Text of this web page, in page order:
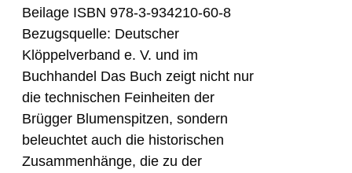
Beilage ISBN 978-3-934210-60-8
Bezugsquelle: Deutscher
Klöppelverband e. V. und im
Buchhandel Das Buch zeigt nicht nur
die technischen Feinheiten der
Brügger Blumenspitzen, sondern
beleuchtet auch die historischen
Zusammenhänge, die zu der